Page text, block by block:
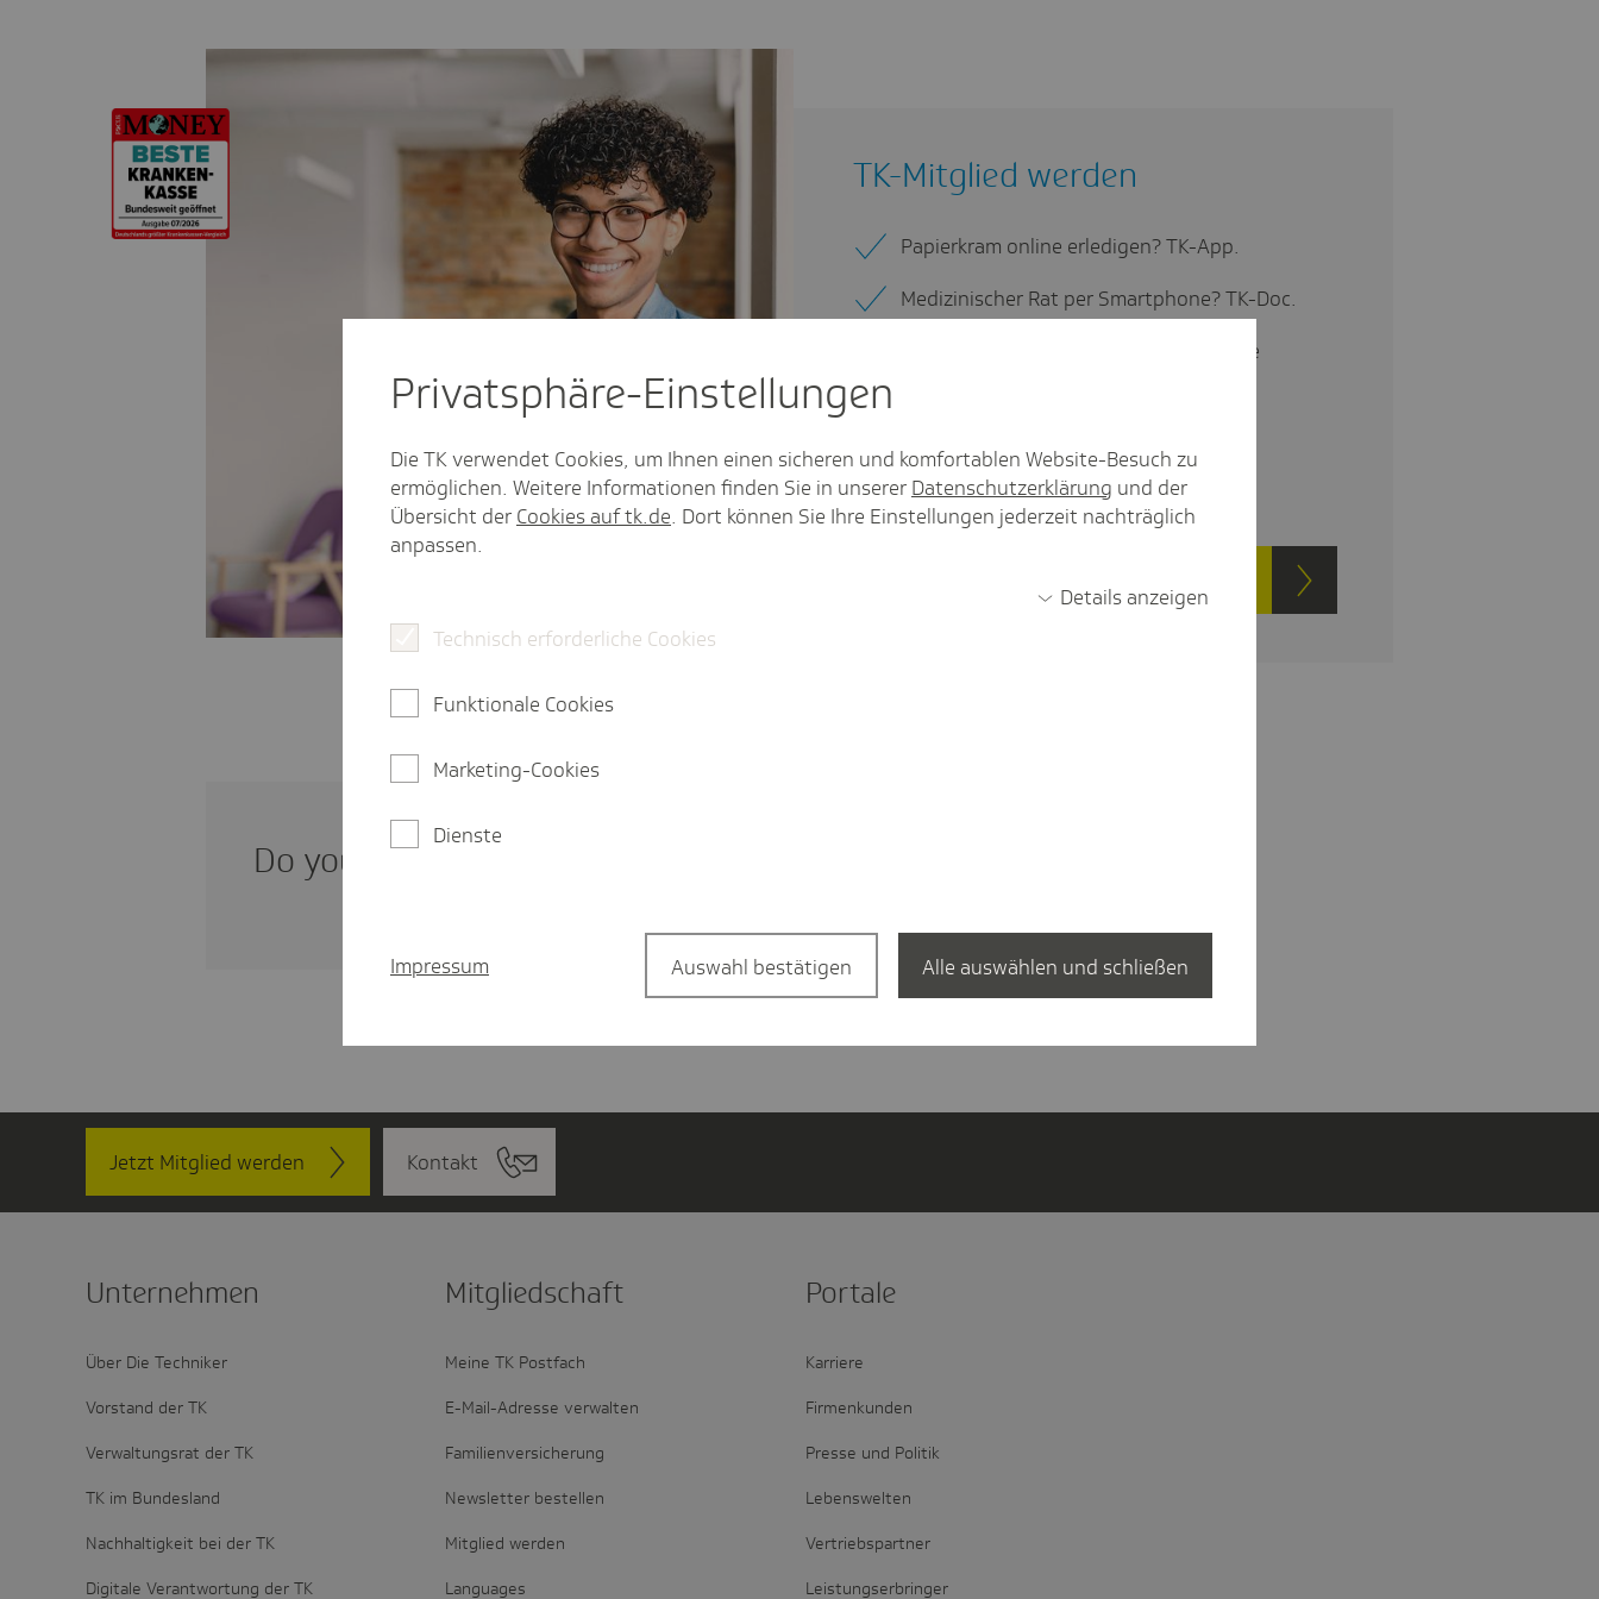
TK-Mitglied werden
Papierkram online erledigen? TK-App.
Medizinischer Rat per Smartphone? TK-Doc.
Kostenlose Impfungen und telefonische
Techniker.
Do you need infor­ma­tion in English?
Jetzt Mitglied werden Kontakt
Unter­nehmen
Über Die Techniker
Vorstand der TK
Verwaltungsrat der TK
TK im Bundesland
Nachhaltigkeit bei der TK
Digitale Verantwortung der TK
Mitglied­schaft
Meine TK Postfach
E-Mail-Adresse verwalten
Familienversicherung
Newsletter bestellen
Mitglied werden
Languages
Portale
Karriere
Firmenkunden
Presse und Politik
Lebenswelten
Vertriebspartner
Leistungserbringer
Privat­sphäre-Einstel­lungen
Die TK verwendet Cookies, um Ihnen einen sicheren und komfortablen Website-Besuch zu
ermöglichen. Weitere Informationen finden Sie in unserer Datenschutzerklärung und der
Übersicht der Cookies auf tk.de. Dort können Sie Ihre Einstellungen jederzeit nachträglich
anpassen.
Details anzeigen
Technisch erforderliche Cookies
Funktionale Cookies
Marketing-Cookies
Dienste
Impressum Auswahl bestätigen Alle auswählen und schließen